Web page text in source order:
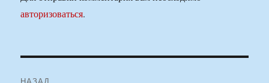
авторизоваться.
НАЗАД